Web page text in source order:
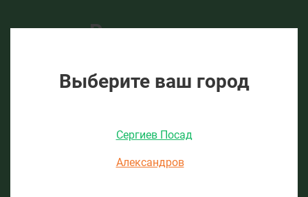
Выберите ваш город
Сергиев Посад
Александров
Расскажем о
новостях
акциях.